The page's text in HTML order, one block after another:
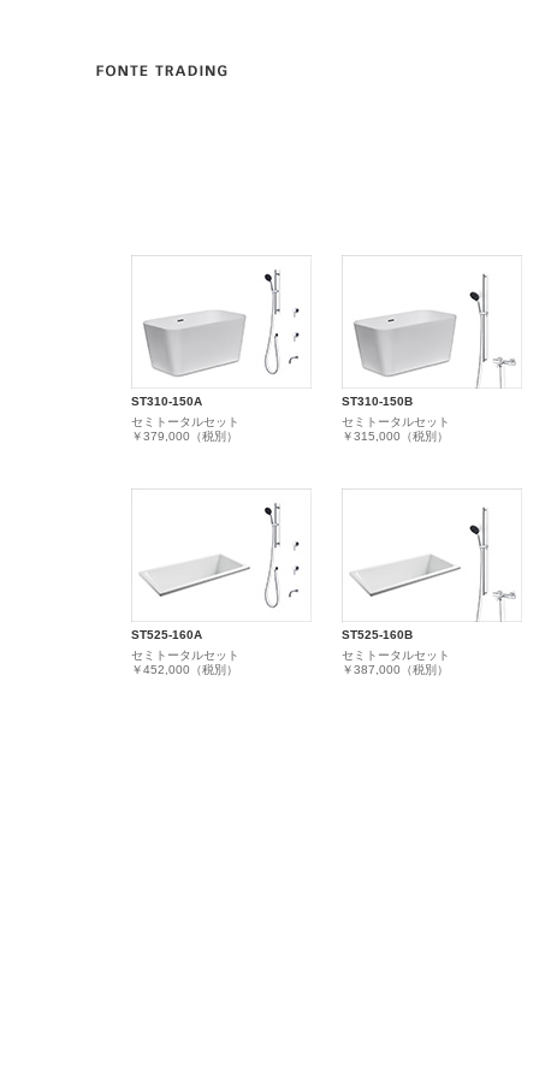
ST310-150A
セミトータルセット
￥379,000（税別）
ST310-150B
セミトータルセット
￥315,000（税別）
ST525-160A
セミトータルセット
￥452,000（税別）
ST525-160B
セミトータルセット
￥387,000（税別）